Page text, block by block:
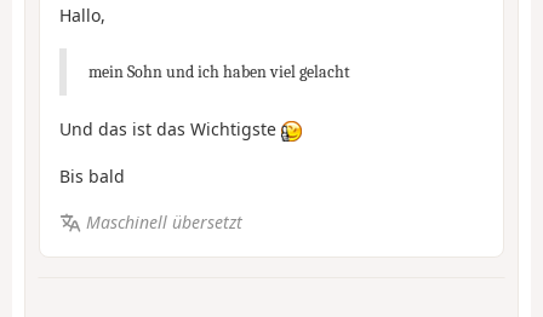
Hallo,
mein Sohn und ich haben viel gelacht
Und das ist das Wichtigste
Bis bald
Maschinell übersetzt